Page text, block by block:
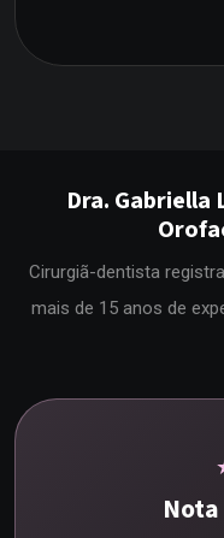
Dra.
Cirurgiã-dentista
mais de 15 anos de